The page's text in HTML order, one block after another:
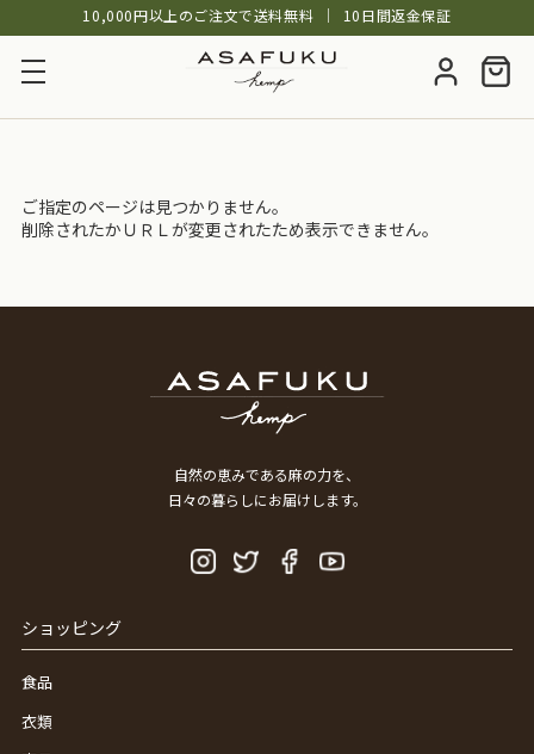
10,000円以上のご注文で送料無料 │ 10日間返金保証
ご指定のページは見つかりません。
削除されたかＵＲＬが変更されたため表示できません。
自然の恵みである麻の力を、
日々の暮らしにお届けします。
ショッピング
食品
衣類